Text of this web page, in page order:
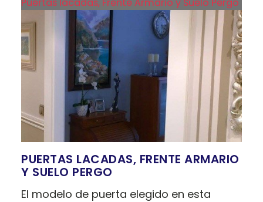
PUERTAS LACADAS, FRENTE ARMARIO
Y SUELO PERGO
El modelo de puerta elegido en esta